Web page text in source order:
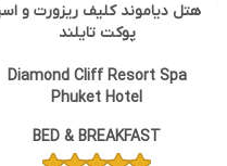
هتل دیاموند کلیف ریزورت و اسپا
پوکت تایلند
Diamond Cliff Resort Spa
Phuket Hotel
BED & BREAKFAST